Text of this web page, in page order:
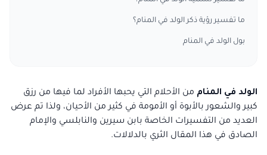
ما تفسير رؤية ذكر الولد في المنام؟
بول الولد في المنام
الولد في المنام من الأحلام التي يحبها الأفراد لما فيها من رزق
كبير والشعور بالأبوة أو الأمومة في كثير من الأحيان، ولذا تم عرض
العديد من التفسيرات الخاصة بابن سيرين والنابلسي والإمام
الصادق في هذا المقال الثري بالدلالات.